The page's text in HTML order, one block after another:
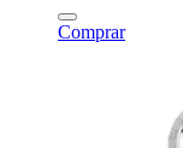
Comprar